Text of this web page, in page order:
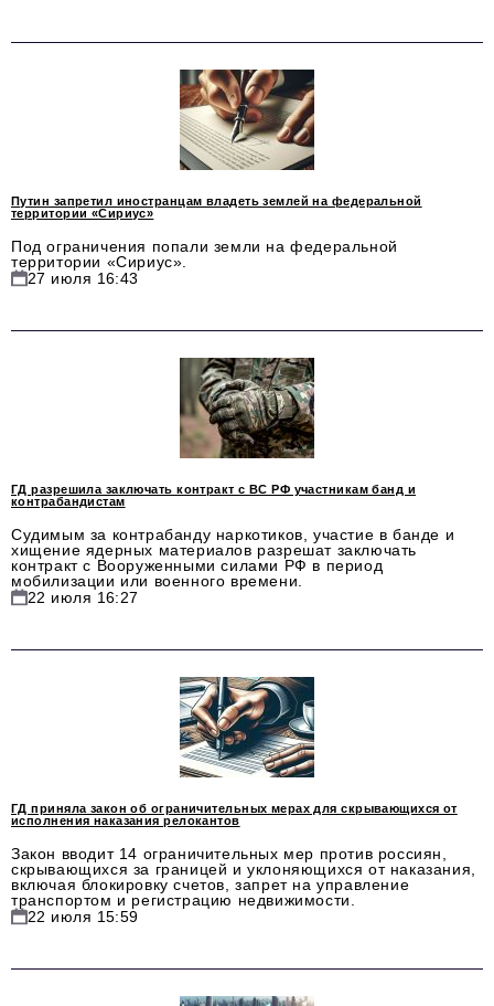
Авторские материалы
+7 495 727-01-67
Электронные почты редакции:
info@business-magazine.online
Отдел рекламы
podpiska@business-magazine.online
Отдел по работе с партнерами
partner@business-magazine.online
Путин запретил иностранцам владеть землей на федеральной
территории «Сириус»
Под ограничения попали земли на федеральной
территории «Сириус».
27 июля 16:43
ГД разрешила заключать контракт с ВС РФ участникам банд и
контрабандистам
Судимым за контрабанду наркотиков, участие в банде и
хищение ядерных материалов разрешат заключать
контракт с Вооруженными силами РФ в период
мобилизации или военного времени.
22 июля 16:27
ГД приняла закон об ограничительных мерах для скрывающихся от
исполнения наказания релокантов
Закон вводит 14 ограничительных мер против россиян,
скрывающихся за границей и уклоняющихся от наказания,
включая блокировку счетов, запрет на управление
транспортом и регистрацию недвижимости.
22 июля 15:59